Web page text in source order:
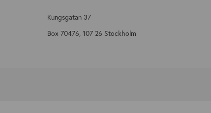
Kungsgatan 37
Box 70476, 107 26 Stockholm